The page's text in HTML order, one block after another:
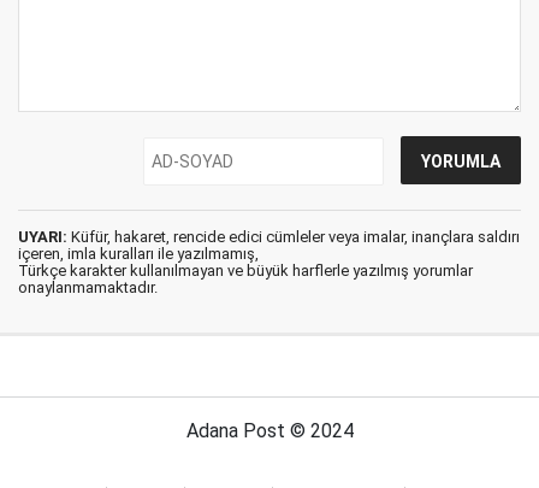
UYARI: Küfür, hakaret, rencide edici cümleler veya imalar, inançlara saldırı
içeren, imla kuralları ile yazılmamış,
Türkçe karakter kullanılmayan ve büyük harflerle yazılmış yorumlar
onaylanmamaktadır.
Adana Post © 2024